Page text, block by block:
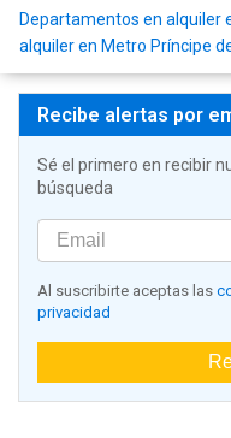
Departamentos en alquiler
alquiler en Metro Príncipe
Recibe alertas por
Sé el primero en recibir
búsqueda
Al suscribirte aceptas las
privacidad